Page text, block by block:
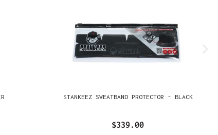
STANKEEZ SWEATBAND PROTECTOR - BLACK
$339.00